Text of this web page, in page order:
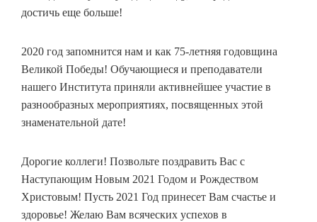
достичь еще больше!
2020 год запомнится нам и как 75-летняя годовщина
Великой Победы! Обучающиеся и преподаватели
нашего Института приняли активнейшее участие в
разнообразных мероприятиях, посвященных этой
знаменательной дате!
Дорогие коллеги! Позвольте поздравить Вас с
Наступающим Новым 2021 Годом и Рождеством
Христовым! Пусть 2021 Год принесет Вам счастье и
здоровье! Желаю Вам всяческих успехов в